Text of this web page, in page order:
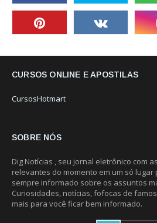
CURSOS ONLINE E APOSTILAS
CursosHotmart
SOBRE NÓS
Dig Notícias , seu jornal eletrônico com
relevantes do momento em um só
sempre informado sobre os assuntos
Curiosidades, notícias, fofocas de
mais para você ficar bem informado.